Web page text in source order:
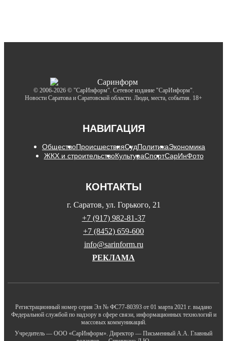
© 2006-2026 © "СарИнформ". Сетевое издание "СарИнформ".
Новости Саратова и Саратовской области. Люди, места, события. 18+
НАВИГАЦИЯ
ОбществоПроисшествияСудПолитикаЭкономика
ЖКХ и строительствоКультураСпортСарИнФото
КОНТАКТЫ
г. Саратов, ул. Горького, 21
+7 (917) 982-81-37
+7 (8452) 659-600
info@sarinform.ru
РЕКЛАМА
Регистрационный номер серия Эл № ФС77-80393 от 01 марта 2021 г. выдано
Федеральной службой по надзору в сфере связи, информационных технологий и
массовых коммуникаций.
Учредитель — ООО «СарИнформ». Директор — Письменный А.А. Главный